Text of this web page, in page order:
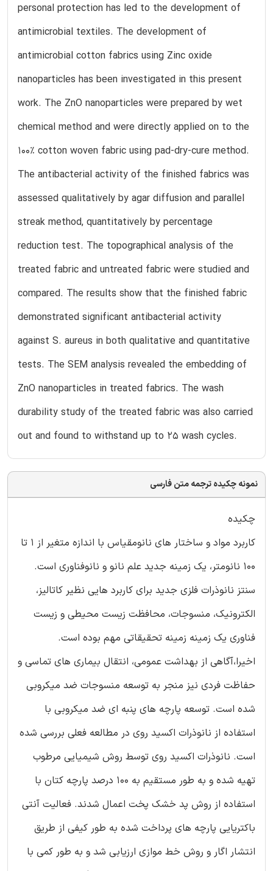
personal protection has led to the development of
antimicrobial textiles. The development of
antimicrobial cotton fabrics using Zinc oxide
nanoparticles has been investigated in this present
work. The ZnO nanoparticles were prepared by wet
chemical method and were directly applied on to the
100% cotton woven fabric using pad-dry-cure method.
The antibacterial activity of the finished fabrics was
assessed qualitatively by agar diffusion and parallel
streak method, quantitatively by percentage
reduction test. The topographical analysis of the
treated fabric and untreated fabric were studied and
compared. The results show that the finished fabric
demonstrated significant antibacterial activity
against S. aureus in both qualitative and quantitative
tests. The SEM analysis revealed the embedding of
ZnO nanoparticles in treated fabrics. The wash
durability study of the treated fabric was also carried
out and found to withstand up to 25 wash cycles.
نمونه چکیده ترجمه متن فارسی
چکیده
کاربرد مواد و ساختار های نانومقیاس با اندازه متغیر از 1 تا
100 نانومتر، یک زمینه جدید علم نانو و نانوفناوری است.
سنتز نانوذرات فلزی جدید برای کاربرد هایی نظیر کاتالیز،
الکترونیک، منسوجات، محافظت زیست محیطی و زیست
فناوری یک زمینه زمینه تحقیقاتی مهم بوده است.
اخیرا،آگاهی از بهداشت عمومی، انتقال بیماری های تماسی و
حفاظت فردی نیز منجر به توسعه منسوجات ضد میکروبی
شده است. توسعه پارچه های پنبه ای ضد میکروبی با
استفاده از نانوذرات اکسید روی در مطالعه فعلی بررسی شده
است. نانوذرات اکسید روی توسط روش شیمیایی مرطوب
تهیه شده و به طور مستقیم به 100 درصد پارچه کتان با
استفاده از روش پد خشک پخت اعمال شدند. فعالیت آنتی
باکتریایی پارچه های پرداخت شده به طور کیفی از طریق
انتشار اگار و روش خط موازی ارزیابی شد و به طور کمی با